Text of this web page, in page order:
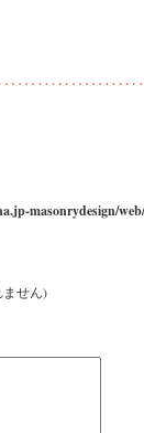
masonrydesign/
ません)